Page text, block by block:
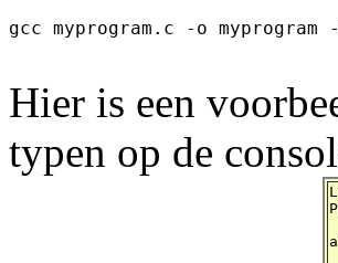
gcc myprogram.c -o
Hier is een
typen op de